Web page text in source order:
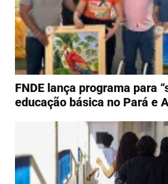
FNDE lança programa para
educação básica no Pará e